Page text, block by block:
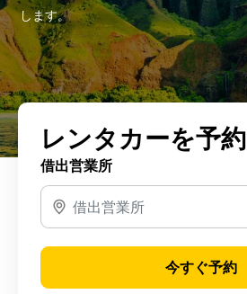
します。
レンタカーを予約
借出営業所
今すぐ予約